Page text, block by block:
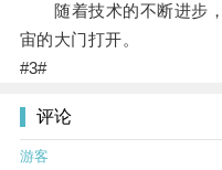
随着技术的不断进步，
宙的大门打开。
#3#
评论
游客